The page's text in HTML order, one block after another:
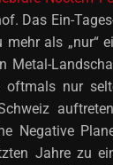
Das Ein-
als „nur“
Metal-
oftmals nur
Negative
Jahre zu